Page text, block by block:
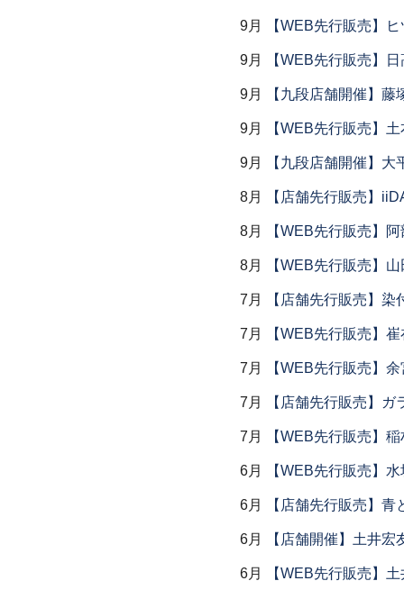
9月 【WEB先行販売】
9月 【WEB先行販売】
9月 【九段店舗開催】藤
9月 【WEB先行販売】
9月 【九段店舗開催】大
8月 【店舗先行販売】
8月 【WEB先行販売】
8月 【WEB先行販売】
7月 【店舗先行販売】染
7月 【WEB先行販売】
7月 【WEB先行販売】
7月 【店舗先行販売】ガ
7月 【WEB先行販売】
6月 【WEB先行販売】
6月 【店舗先行販売】青
6月 【店舗開催】土井宏
6月 【WEB先行販売】